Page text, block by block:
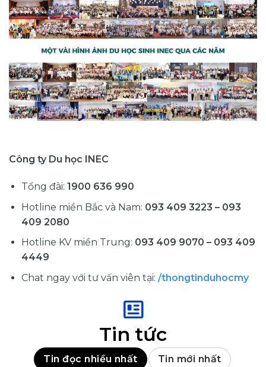
Công ty Du học INEC
Tổng đài: 1900 636 990
Hotline miền Bắc và Nam: 093 409 3223 – 093
409 2080
Hotline KV miền Trung: 093 409 9070 – 093 409
4449
Chat ngay với tư vấn viên tại: /thongtinduhocmy
Tin tức
Tin đọc nhiều nhất Tin mới nhất